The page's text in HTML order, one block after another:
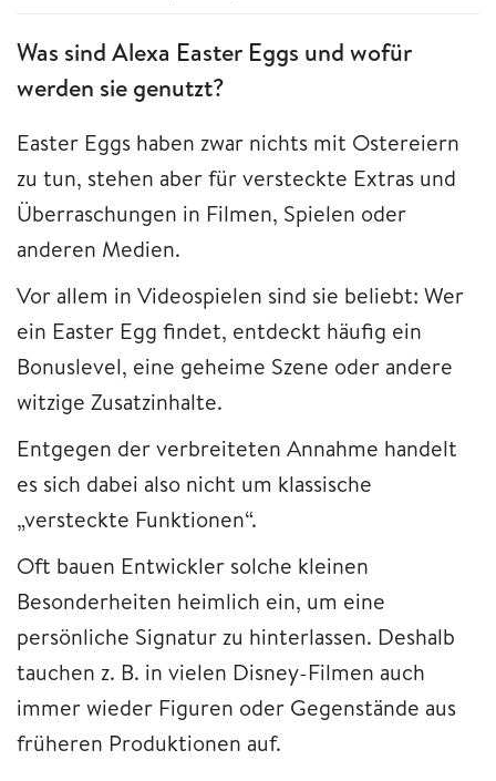
Was sind Alexa Easter Eggs und wofür
werden sie genutzt?
Easter Eggs haben zwar nichts mit Ostereiern
zu tun, stehen aber für versteckte Extras und
Überraschungen in Filmen, Spielen oder
anderen Medien.
Vor allem in Videospielen sind sie beliebt: Wer
ein Easter Egg findet, entdeckt häufig ein
Bonuslevel, eine geheime Szene oder andere
witzige Zusatzinhalte.
Entgegen der verbreiteten Annahme handelt
es sich dabei also nicht um klassische
„versteckte Funktionen“.
Oft bauen Entwickler solche kleinen
Besonderheiten heimlich ein, um eine
persönliche Signatur zu hinterlassen. Deshalb
tauchen z. B. in vielen Disney-Filmen auch
immer wieder Figuren oder Gegenstände aus
früheren Produktionen auf.